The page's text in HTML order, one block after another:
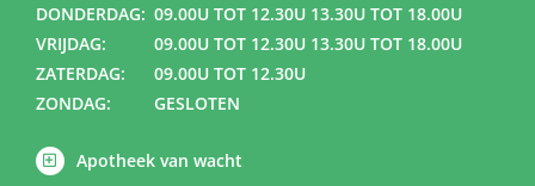
DONDERDAG: 09.00U TOT 12.30U 13.30U TOT 18.00U
VRIJDAG:
09.00U TOT 12.30U 13.30U TOT 18.00U
ZATERDAG:
09.00U TOT 12.30U
ZONDAG:
GESLOTEN
Apotheek van wacht